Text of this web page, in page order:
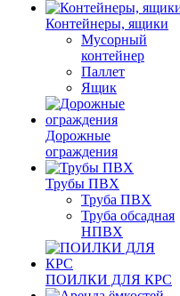
Контейнеры, ящики
Мусорный
контейнер
Паллет
Ящик
Дорожные
ограждения
Трубы ПВХ
Труба ПВХ
Труба обсадная
НПВХ
ПОИЛКИ ДЛЯ КРС